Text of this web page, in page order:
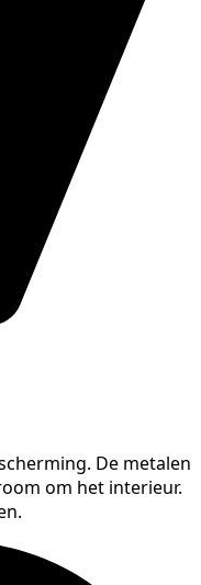
De metalen
om het interieur.